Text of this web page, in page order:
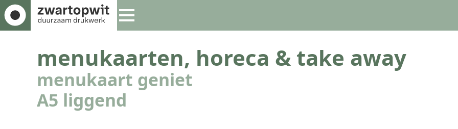
menukaarten, horeca & take away
menukaart geniet
A5 liggend